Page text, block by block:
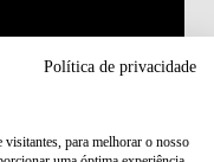
Política de privacidade
visitantes, para melhorar o nosso